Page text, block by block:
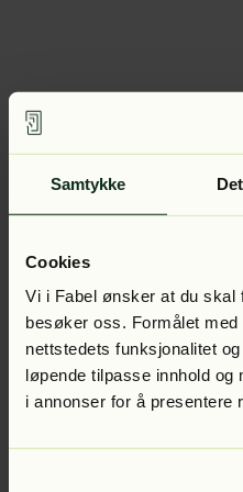
Samtykke
Cookies
Vi i Fabel ønsker at du skal
besøker oss. Formålet
nettstedets funksjonalitet
løpende tilpasse innhold og
i annonser for å presentere